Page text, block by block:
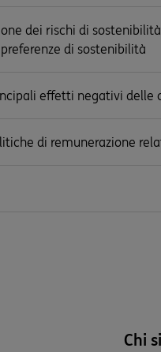
dei rischi di
di sostenibilità
effetti negativi
di remunerazione
Chi